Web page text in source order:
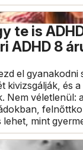
te is
ADHD 8
el gyanakodni
kivizsgálják, és
Nem véletlenül:
mint